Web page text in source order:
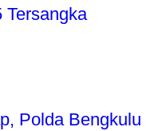
Tersangka
Polda Bengkulu